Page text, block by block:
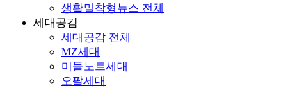
생활밀착형뉴스 전체
세대공감
세대공감 전체
MZ세대
미들노트세대
오팔세대